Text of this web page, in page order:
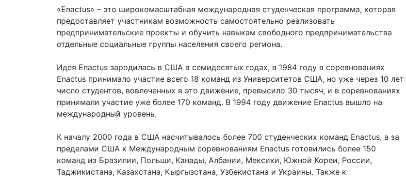
«Enactus» – это широкомасштабная международная студенческая программа, которая
предоставляет участникам возможность самостоятельно реализовать
предпринимательские проекты и обучить навыкам свободного предпринимательства
отдельные социальные группы населения своего региона.
Идея Enactus зародилась в США в семидесятых годах, в 1984 году в соревнованиях
Enactus принимало участие всего 18 команд из Университетов США, но уже через 10 лет
число студентов, вовлеченных в это движение, превысило 30 тысяч, и в соревнованиях
принимали участие уже более 170 команд. В 1994 году движение Enactus вышло на
международный уровень.
К началу 2000 года в США насчитывалось более 700 студенческих команд Enactus, а за
пределами США к Международным соревнованиям Enactus готовились более 150
команд из Бразилии, Польши, Канады, Албании, Мексики, Южной Кореи, России,
Таджикистана, Казахстана, Кыргызстана, Узбекистана и Украины. Также к